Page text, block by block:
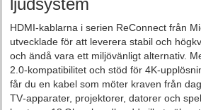
ljudsystem
HDMI‑kablarna i serien ReConnect från
utvecklade för att leverera stabil och
och ändå vara ett miljövänligt alternativ.
2.0‑kompatibilitet och stöd för
får du en kabel som möter kraven från
TV‑apparater, projektorer, datorer och